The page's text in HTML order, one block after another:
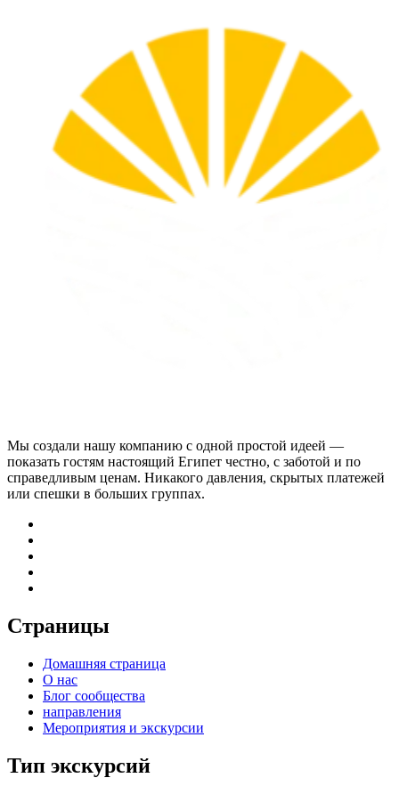
Мы создали нашу компанию с одной простой идеей —
показать гостям настоящий Египет честно, с заботой и по
справедливым ценам. Никакого давления, скрытых платежей
или спешки в больших группах.
Страницы
Домашняя страница
О нас
Блог сообщества
направления
Мероприятия и экскурсии
Тип экскурсий